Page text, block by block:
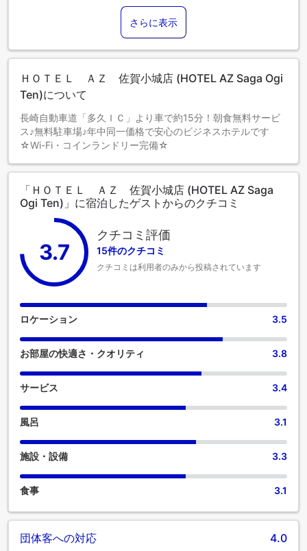
さらに表示
ＨＯＴＥＬ ＡＺ 佐賀小城店 (HOTEL AZ Saga Ogi
Ten)について
長崎自動車道「多久ＩＣ」より車で約15分！朝食無料サービ
ス♪無料駐車場♪年中同一価格で安心のビジネスホテルです
☆Wi-Fi・コインランドリー完備☆
「ＨＯＴＥＬ ＡＺ 佐賀小城店 (HOTEL AZ Saga
Ogi Ten)」に宿泊したゲストからのクチコミ
3.7
クチコミ評価
15件のクチコミ
クチコミは利用者のみから投稿されています
ロケーション 3.5
お部屋の快適さ・クオリティ 3.8
サービス 3.4
風呂 3.1
施設・設備 3.3
食事 3.1
団体客への対応 4.0